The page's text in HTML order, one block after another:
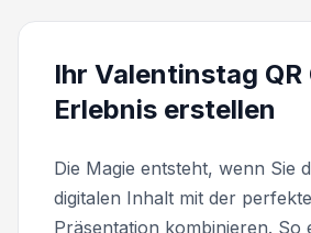
Ihr Valentinstag QR
Erlebnis erstellen
Die Magie entsteht, wenn Sie
digitalen Inhalt mit der
Präsentation kombinieren. So